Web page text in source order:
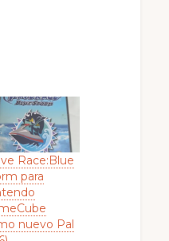
Race:Blue
para
nuevo Pal